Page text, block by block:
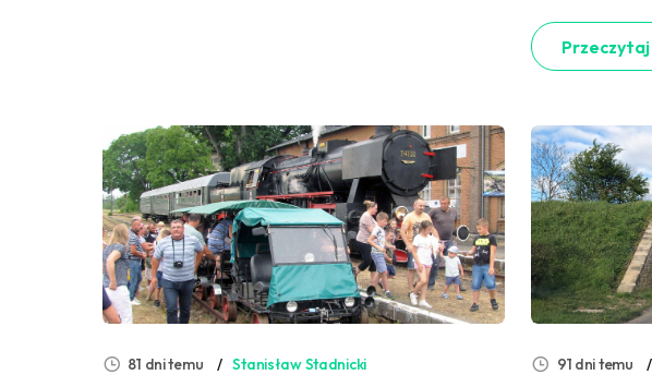
81 dni temu Stanisław Stadnicki 91 dni temu